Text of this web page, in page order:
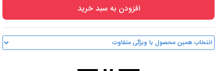
افزودن به سبد خرید